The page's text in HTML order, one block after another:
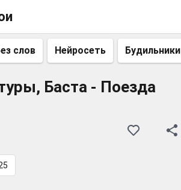
слов Нейросеть Будильники
Баста - Поезда